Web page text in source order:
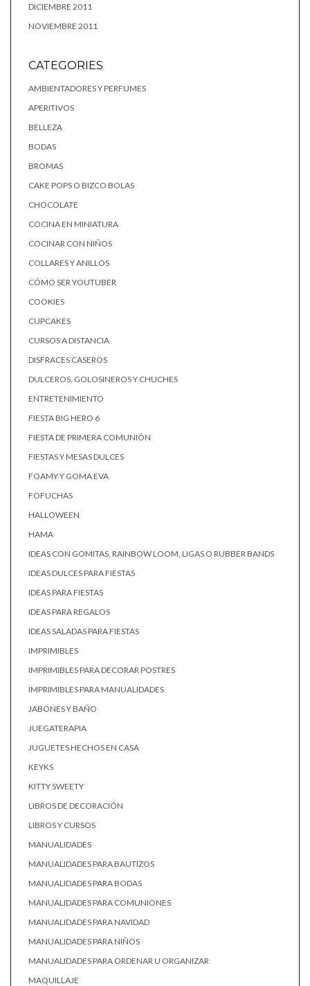
DICIEMBRE 2011
NOVIEMBRE 2011
CATEGORIES
AMBIENTADORES Y PERFUMES
APERITIVOS
BELLEZA
BODAS
BROMAS
CAKE POPS O BIZCO BOLAS
CHOCOLATE
COCINA EN MINIATURA
COCINAR CON NIÑOS
COLLARES Y ANILLOS
CÓMO SER YOUTUBER
COOKIES
CUPCAKES
CURSOS A DISTANCIA
DISFRACES CASEROS
DULCEROS, GOLOSINEROS Y CHUCHES
ENTRETENIMIENTO
FIESTA BIG HERO 6
FIESTA DE PRIMERA COMUNIÓN
FIESTAS Y MESAS DULCES
FOAMY Y GOMA EVA
FOFUCHAS
HALLOWEEN
HAMA
IDEAS CON GOMITAS, RAINBOW LOOM, LIGAS O RUBBER BANDS
IDEAS DULCES PARA FIESTAS
IDEAS PARA FIESTAS
IDEAS PARA REGALOS
IDEAS SALADAS PARA FIESTAS
IMPRIMIBLES
IMPRIMIBLES PARA DECORAR POSTRES
IMPRIMIBLES PARA MANUALIDADES
JABONES Y BAÑO
JUEGATERAPIA
JUGUETES HECHOS EN CASA
KEYKS
KITTY SWEETY
LIBROS DE DECORACIÓN
LIBROS Y CURSOS
MANUALIDADES
MANUALIDADES PARA BAUTIZOS
MANUALIDADES PARA BODAS
MANUALIDADES PARA COMUNIONES
MANUALIDADES PARA NAVIDAD
MANUALIDADES PARA NIÑOS
MANUALIDADES PARA ORDENAR U ORGANIZAR
MAQUILLAJE